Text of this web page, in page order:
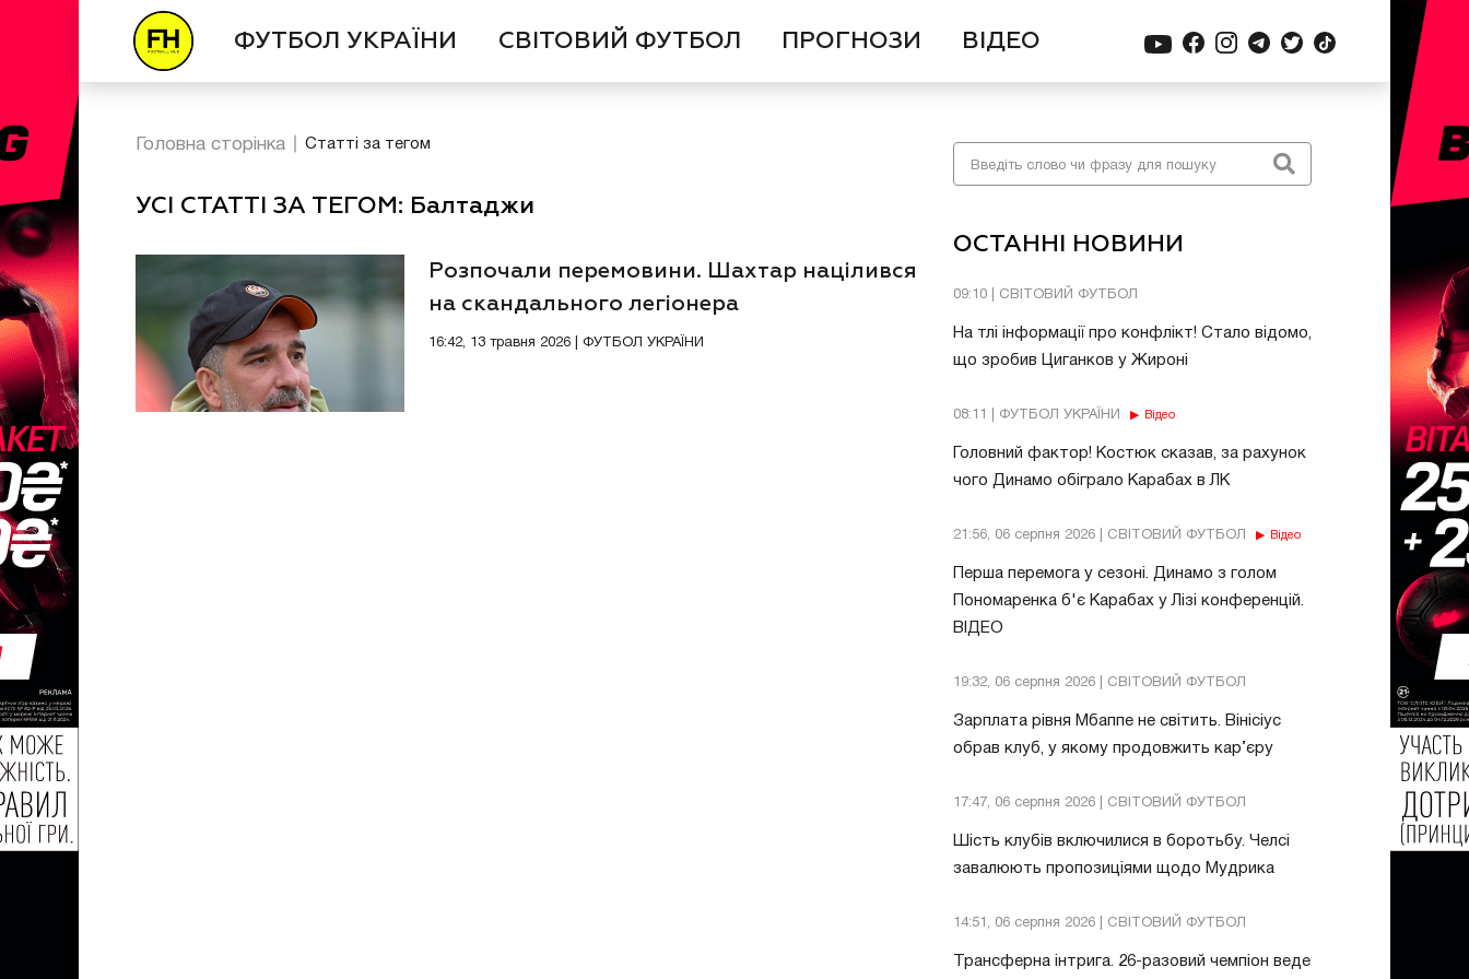
ФУТБОЛ УКРАЇНИ СВІТОВИЙ ФУТБОЛ ПРОГНОЗИ ВІДЕО
ОСТАННІ НОВИНИ
09:10 | СВІТОВИЙ ФУТБОЛ
На тлі інформації про конфлікт! Стало відомо,
що зробив Циганков у Жироні
08:11 | ФУТБОЛ УКРАЇНИ Відео
Головний фактор! Костюк сказав, за рахунок
чого Динамо обіграло Карабах в ЛК
21:56, 06 серпня 2026 | СВІТОВИЙ ФУТБОЛ Відео
Перша перемога у сезоні. Динамо з голом
Пономаренка б'є Карабах у Лізі конференцій.
ВІДЕО
19:32, 06 серпня 2026 | СВІТОВИЙ ФУТБОЛ
Зарплата рівня Мбаппе не світить. Вінісіус
обрав клуб, у якому продовжить кар’єру
17:47, 06 серпня 2026 | СВІТОВИЙ ФУТБОЛ
Шість клубів включилися в боротьбу. Челсі
завалюють пропозиціями щодо Мудрика
14:51, 06 серпня 2026 | СВІТОВИЙ ФУТБОЛ
Трансферна інтрига. 26-разовий чемпіон веде
Головна сторінка Статті за тегом
УСІ СТАТТІ ЗА ТЕГОМ: Балтаджи
Розпочали перемовини. Шахтар націлився
на скандального легіонера
16:42, 13 травня 2026 | ФУТБОЛ УКРАЇНИ